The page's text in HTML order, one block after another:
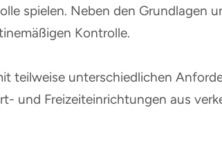
spielen. Neben den Grundlagen
Kontrolle.
teilweise unterschiedlichen
und Freizeiteinrichtungen aus